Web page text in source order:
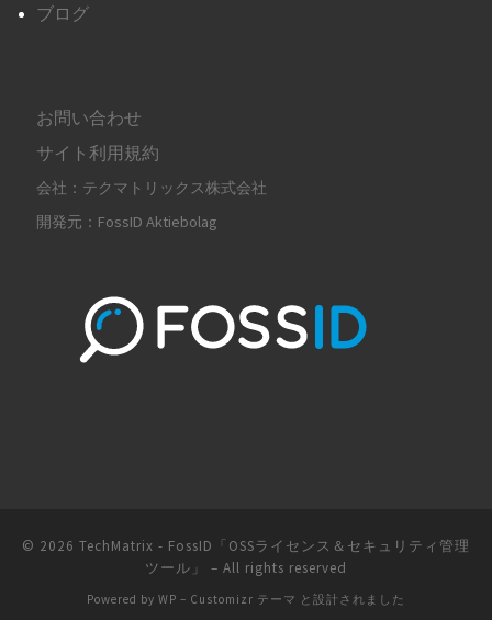
ブログ
お問い合わせ
サイト利用規約
会社：テクマトリックス株式会社
開発元：FossID Aktiebolag
© 2026 TechMatrix - FossID「OSSライセンス＆セキュリティ管理
ツール」
– All rights reserved
Powered by WP – Customizr テーマ と設計されました